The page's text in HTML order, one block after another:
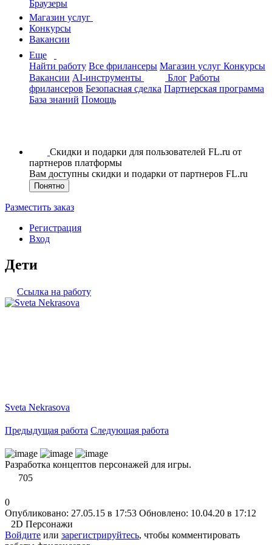
Браузеры
Магазин услуг
Конкурсы
Вакансии
Еще
Найти работу Все фрилансеры Магазин услуг Конкурсы
Вакансии AI-инструменты Блог Работы
фрилансеров Безопасная сделка Партнерская программа
База знаний Помощь
Скидки и подарки для пользователей FL.ru от
партнеров платформы
Вам доступны скидки и подарки от партнеров FL.ru
Понятно
Разместить заказ
Регистрация
Вход
Дети
Ссылка на работу
Sveta Nekrasova
Предыдущая работа Следующая работа
Разработка концептов персонажей для игры.
705
0
Опубликовано: 27.05.15 в 17:53 Обновлено: 10.04.20 в 17:12
2D Персонажи
Войдите или зарегистрируйтесь, чтобы комментировать